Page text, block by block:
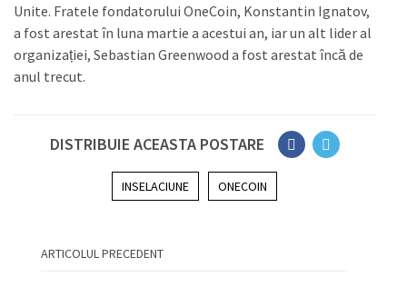
Unite. Fratele fondatorului OneCoin, Konstantin Ignatov,
a fost arestat în luna martie a acestui an, iar un alt lider al
organizației, Sebastian Greenwood a fost arestat încă de
anul trecut.
DISTRIBUIE ACEASTA POSTARE
INSELACIUNE ONECOIN
ARTICOLUL PRECEDENT